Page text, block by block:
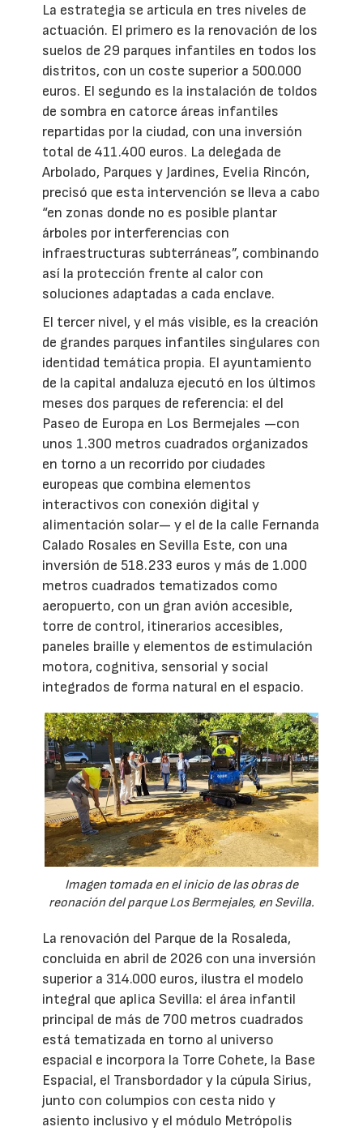
La estrategia se articula en tres niveles de
actuación. El primero es la renovación de los
suelos de 29 parques infantiles en todos los
distritos, con un coste superior a 500.000
euros. El segundo es la instalación de toldos
de sombra en catorce áreas infantiles
repartidas por la ciudad, con una inversión
total de 411.400 euros. La delegada de
Arbolado, Parques y Jardines, Evelia Rincón,
precisó que esta intervención se lleva a cabo
“en zonas donde no es posible plantar
árboles por interferencias con
infraestructuras subterráneas”, combinando
así la protección frente al calor con
soluciones adaptadas a cada enclave.
El tercer nivel, y el más visible, es la creación
de grandes parques infantiles singulares con
identidad temática propia. El ayuntamiento
de la capital andaluza ejecutó en los últimos
meses dos parques de referencia: el del
Paseo de Europa en Los Bermejales —con
unos 1.300 metros cuadrados organizados
en torno a un recorrido por ciudades
europeas que combina elementos
interactivos con conexión digital y
alimentación solar— y el de la calle Fernanda
Calado Rosales en Sevilla Este, con una
inversión de 518.233 euros y más de 1.000
metros cuadrados tematizados como
aeropuerto, con un gran avión accesible,
torre de control, itinerarios accesibles,
paneles braille y elementos de estimulación
motora, cognitiva, sensorial y social
integrados de forma natural en el espacio.
Imagen tomada en el inicio de las obras de
reonación del parque Los Bermejales, en Sevilla.
La renovación del Parque de la Rosaleda,
concluida en abril de 2026 con una inversión
superior a 314.000 euros, ilustra el modelo
integral que aplica Sevilla: el área infantil
principal de más de 700 metros cuadrados
está tematizada en torno al universo
espacial e incorpora la Torre Cohete, la Base
Espacial, el Transbordador y la cúpula Sirius,
junto con columpios con cesta nido y
asiento inclusivo y el módulo Metrópolis